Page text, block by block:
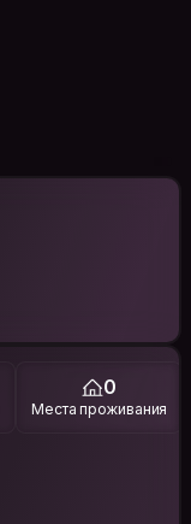
0
Места проживания